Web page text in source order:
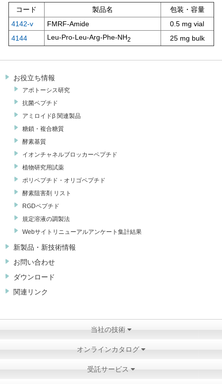
コード 製品名
包装・容量
4142-v
FMRF-Amide
0.5 mg vial
4144
Leu-Pro-Leu-Arg-Phe-NH2 25 mg bulk
お役立ち情報
アポトーシス研究
抗菌ペプチド
アミロイドβ 関連製品
糖鎖・複合糖質
酵素基質
イオンチャネルブロッカーペプチド
植物研究用試薬
ポリペプチド・オリゴペプチド
酵素阻害剤 リスト
RGDペプチド
規定溶液の調製法
Webサイトリニューアルアンケート集計結果
新製品・新技術情報
お問い合わせ
ダウンロード
関連リンク
当社の技術
オンラインカタログ
受託サービス